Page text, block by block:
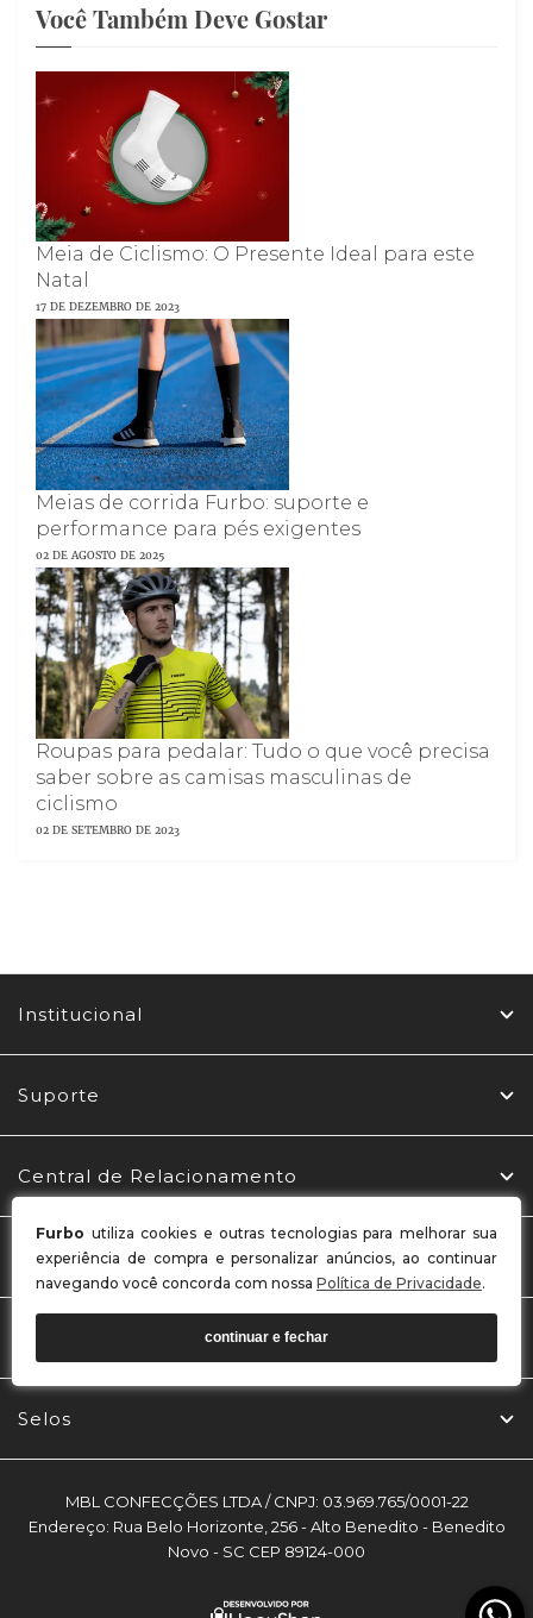
Furbo utiliza cookies e outras tecnologias para melhorar sua
experiência de compra e personalizar anúncios, ao continuar
navegando você concorda com nossa Política de Privacidade.
continuar e fechar
Você Também Deve Gostar
Meia de Ciclismo: O Presente Ideal para este
Natal
17 DE DEZEMBRO DE 2023
Meias de corrida Furbo: suporte e
performance para pés exigentes
02 DE AGOSTO DE 2025
Roupas para pedalar: Tudo o que você precisa
saber sobre as camisas masculinas de
ciclismo
02 DE SETEMBRO DE 2023
Institucional
Suporte
Central de Relacionamento
Redes Sociais
Formas de Pagamento
Selos
MBL CONFECÇÕES LTDA / CNPJ: 03.969.765/0001-22
Endereço: Rua Belo Horizonte, 256 - Alto Benedito - Benedito
Novo - SC CEP 89124-000